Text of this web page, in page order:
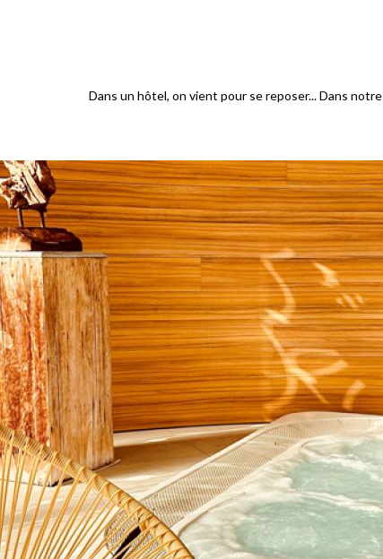
Dans un hôtel, on vient pour se reposer... Dans notre